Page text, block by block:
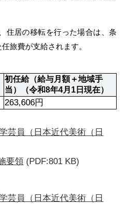
住居の移転を行った場合は、条
旅費が支給されます。
初任給（給与月額＋地域手
当）（令和8年4月1日現在）
263,606円
芸員（日本近代美術（日
要領 (PDF:801 KB)
芸員（日本近代美術（日